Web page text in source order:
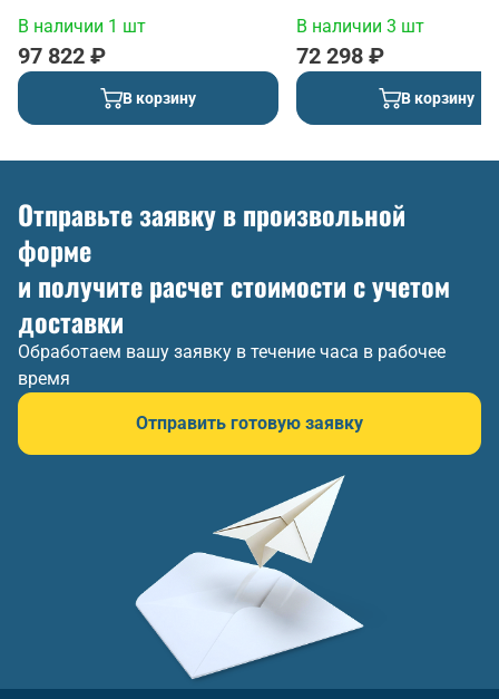
В наличии 1 шт
97 822 ₽
В корзину
В наличии 3 шт
72 298 ₽
В корзину
Отправьте заявку в произвольной
форме
и получите расчет стоимости с учетом
доставки
Обработаем вашу заявку в течение часа в рабочее
время
Отправить готовую заявку